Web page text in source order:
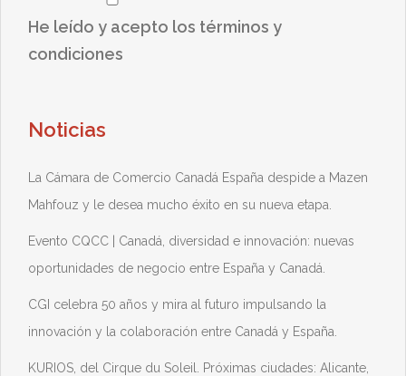
He leído y acepto los términos y
condiciones
Noticias
La Cámara de Comercio Canadá España despide a Mazen
Mahfouz y le desea mucho éxito en su nueva etapa.
Evento CQCC | Canadá, diversidad e innovación: nuevas
oportunidades de negocio entre España y Canadá.
CGI celebra 50 años y mira al futuro impulsando la
innovación y la colaboración entre Canadá y España.
KURIOS, del Cirque du Soleil. Próximas ciudades: Alicante,